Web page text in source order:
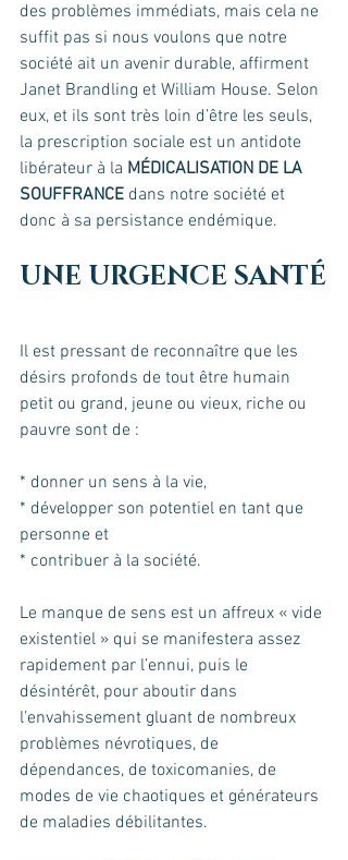
des problèmes immédiats, mais cela ne
suffit pas si nous voulons que notre
société ait un avenir durable, affirment
Janet Brandling et William House. Selon
eux, et ils sont très loin d’être les seuls,
la prescription sociale est un antidote
libérateur à la MÉDICALISATION DE LA
SOUFFRANCE dans notre société et
donc à sa persistance endémique.
UNE URGENCE SANTÉ
Il est pressant de reconnaître que les
désirs profonds de tout être humain
petit ou grand, jeune ou vieux, riche ou
pauvre sont de :
* donner un sens à la vie,
* développer son potentiel en tant que
personne et
* contribuer à la société.
Le manque de sens est un affreux « vide
existentiel » qui se manifestera assez
rapidement par l’ennui, puis le
désintérêt, pour aboutir dans
l’envahissement gluant de nombreux
problèmes névrotiques, de
dépendances, de toxicomanies, de
modes de vie chaotiques et générateurs
de maladies débilitantes.